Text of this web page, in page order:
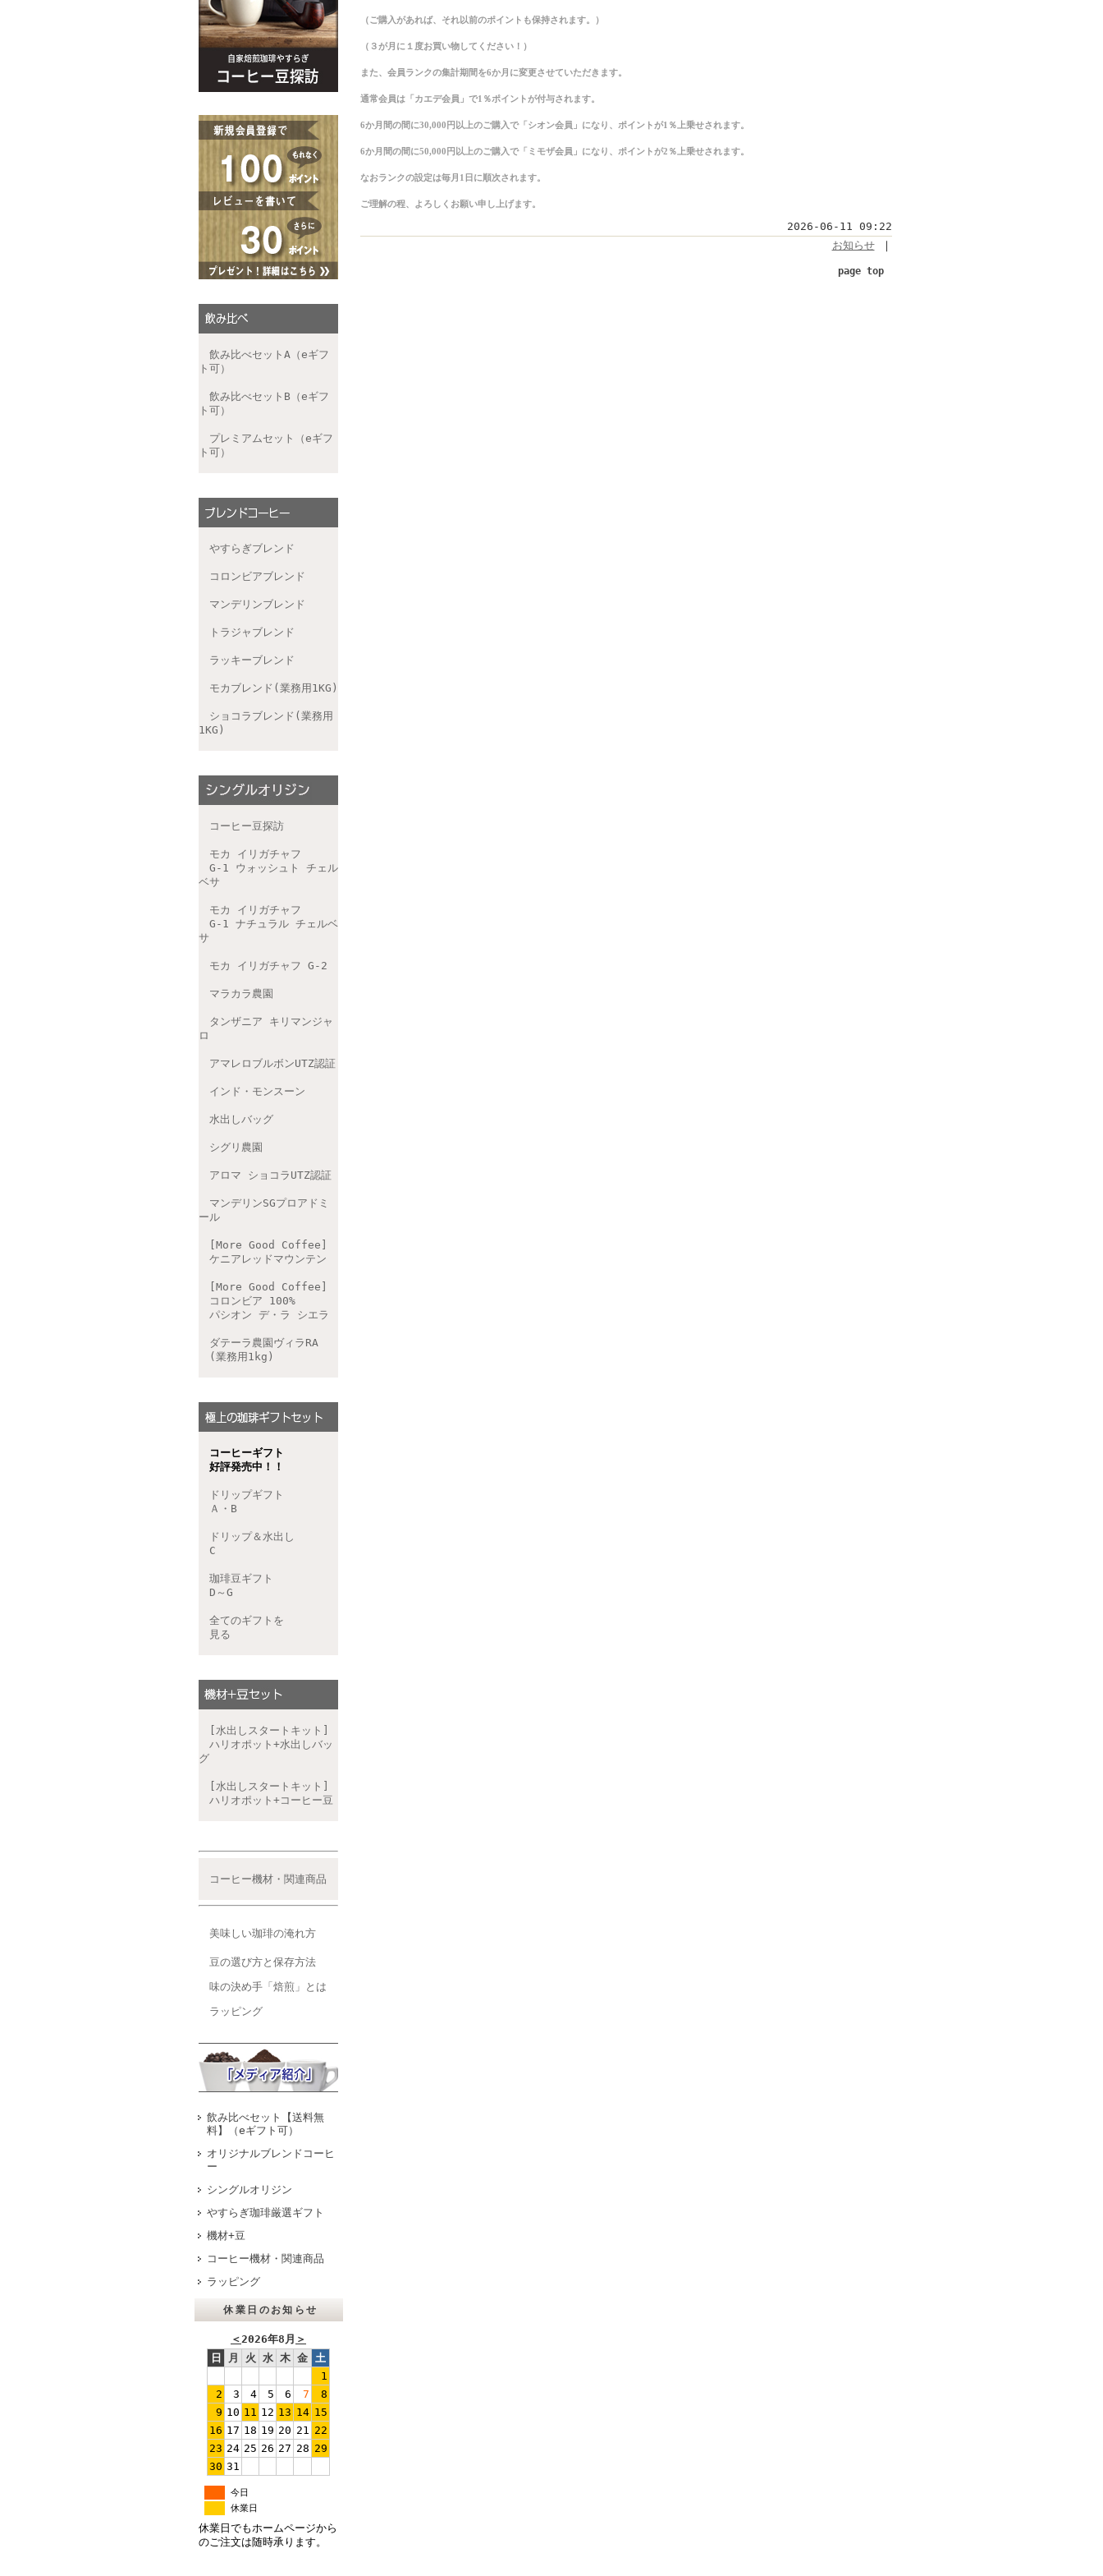
飲み比べセットA（eギフ
ト可）
飲み比べセットB（eギフ
ト可）
プレミアムセット（eギフ
ト可）
やすらぎブレンド
コロンビアブレンド
マンデリンブレンド
トラジャブレンド
ラッキーブレンド
モカブレンド(業務用1KG)
ショコラブレンド(業務用
1KG)
コーヒー豆探訪
モカ イリガチャフ
G-1 ウォッシュト チェル
ベサ
モカ イリガチャフ
G-1 ナチュラル チェルベ
サ
モカ イリガチャフ G-2
マラカラ農園
タンザニア キリマンジャ
ロ
アマレロブルボンUTZ認証
インド・モンスーン
水出しバッグ
シグリ農園
アロマ ショコラUTZ認証
マンデリンSGプロアドミ
ール
[More Good Coffee]
ケニアレッドマウンテン
[More Good Coffee]
コロンビア 100%
パシオン デ・ラ シエラ
ダテーラ農園ヴィラRA
(業務用1kg)
コーヒーギフト
好評発売中！！
ドリップギフト
Ａ・B
ドリップ＆水出し
C
珈琲豆ギフト
D～G
全てのギフトを
見る
[水出しスタートキット]
ハリオポット+水出しバッ
グ
[水出しスタートキット]
ハリオポット+コーヒー豆
コーヒー機材・関連商品
美味しい珈琲の淹れ方
豆の選び方と保存方法
味の決め手「焙煎」とは
ラッピング
飲み比べセット【送料無
料】（eギフト可）
オリジナルブレンドコーヒ
ー
シングルオリジン
やすらぎ珈琲厳選ギフト
機材+豆
コーヒー機材・関連商品
ラッピング
休業日のお知らせ
＜2026年8月 ＞
日
月 火 水 木 金 土
1
2
3 4 5 6 7
8
9 10 11 12 13 14 15
16 17 18 19 20 21 22
23 24 25 26 27 28 29
30 31
今日
休業日
休業日でもホームページから
のご注文は随時承ります。
（ご購入があれば、それ以前のポイントも保持されます。）
（３が月に１度お買い物してください！）
また、会員ランクの集計期間を6か月に変更させていただきます。
通常会員は「カエデ会員」で1％ポイントが付与されます。
6か月間の間に30,000円以上のご購入で「シオン会員」になり、ポイントが1％上乗せされます。
6か月間の間に50,000円以上のご購入で「ミモザ会員」になり、ポイントが2％上乗せされます。
なおランクの設定は毎月1日に順次されます。
ご理解の程、よろしくお願い申し上げます。
2026-06-11 09:22
お知らせ｜
page top